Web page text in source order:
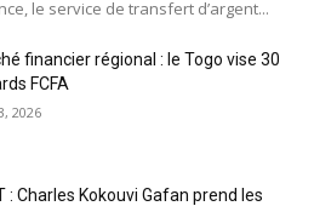
le service de transfert d’argent...
financier régional : le Togo vise 30
FCFA
2026
: Charles Kokouvi Gafan prend les